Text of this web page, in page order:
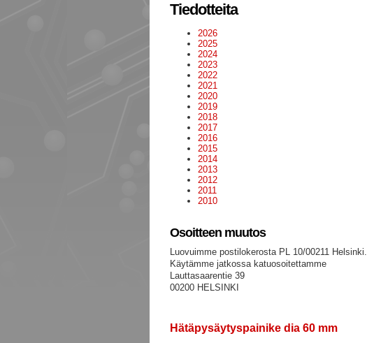
Tiedotteita
2026
2025
2024
2023
2022
2021
2020
2019
2018
2017
2016
2015
2014
2013
2012
2011
2010
Osoitteen muutos
Luovuimme postilokerosta PL 10/00211 Helsinki.
Käytämme jatkossa katuosoitettamme
Lauttasaarentie 39
00200 HELSINKI
Hätäpysäytyspainike dia 60 mm